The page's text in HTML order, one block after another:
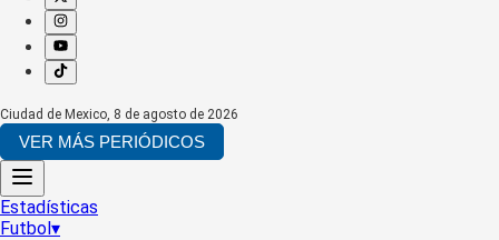
Ciudad de Mexico, 8 de agosto de 2026
VER MÁS PERIÓDICOS
Estadísticas
Futbol▾